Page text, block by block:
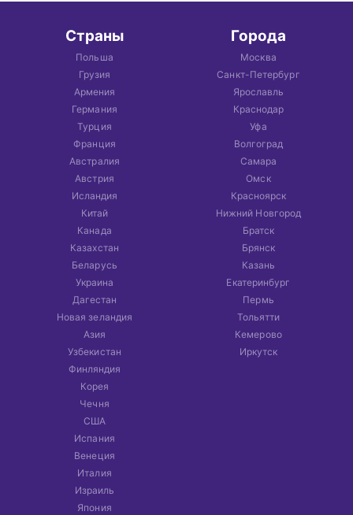
Страны
Польша
Грузия
Армения
Германия
Турция
Франция
Австралия
Австрия
Исландия
Китай
Канада
Казахстан
Беларусь
Украина
Дагестан
Новая зеландия
Азия
Узбекистан
Финляндия
Корея
Чечня
США
Испания
Венеция
Италия
Израиль
Япония
Города
Москва
Санкт-Петербург
Ярославль
Краснодар
Уфа
Волгоград
Самара
Омск
Красноярск
Нижний Новгород
Братск
Брянск
Казань
Екатеринбург
Пермь
Тольятти
Кемерово
Иркутск